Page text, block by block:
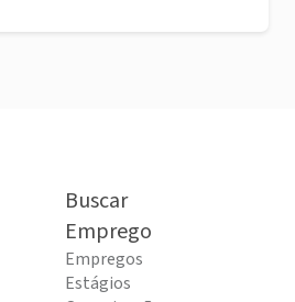
Buscar
Emprego
Empregos
Estágios